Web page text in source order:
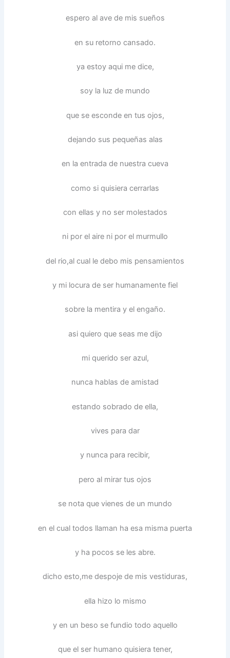
espero al ave de mis sueños
en su retorno cansado.
ya estoy aqui me dice,
soy la luz de mundo
que se esconde en tus ojos,
dejando sus pequeñas alas
en la entrada de nuestra cueva
como si quisiera cerrarlas
con ellas y no ser molestados
ni por el aire ni por el murmullo
del rio,al cual le debo mis pensamientos
y mi locura de ser humanamente fiel
sobre la mentira y el engaño.
asi quiero que seas me dijo
mi querido ser azul,
nunca hablas de amistad
estando sobrado de ella,
vives para dar
y nunca para recibir,
pero al mirar tus ojos
se nota que vienes de un mundo
en el cual todos llaman ha esa misma puerta
y ha pocos se les abre.
dicho esto,me despoje de mis vestiduras,
ella hizo lo mismo
y en un beso se fundio todo aquello
que el ser humano quisiera tener,